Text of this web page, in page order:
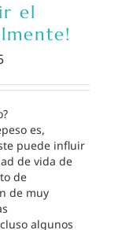
el
es,
puede influir
de vida de
de
de muy
algunos